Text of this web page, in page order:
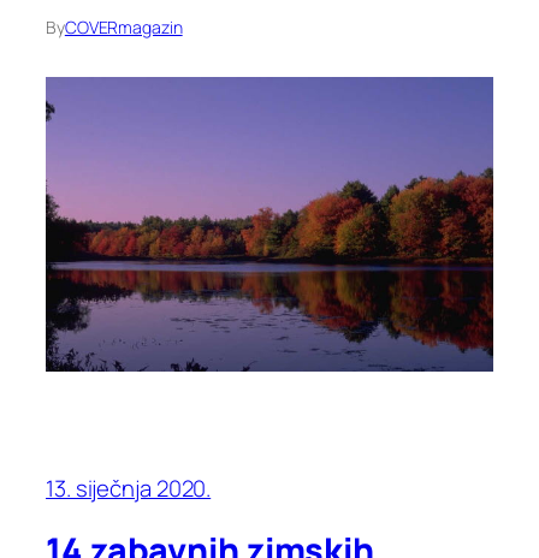
ByCOVERmagazin
13. siječnja 2020.